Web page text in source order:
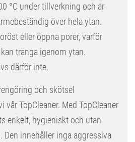
°C under tillverkning och är
över hela ytan.
eller öppna porer, varför
tränga igenom ytan.
därför inte.
och skötsel
vår TopCleaner. Med TopCleaner
enkelt, hygieniskt och utan
Den innehåller inga aggressiva